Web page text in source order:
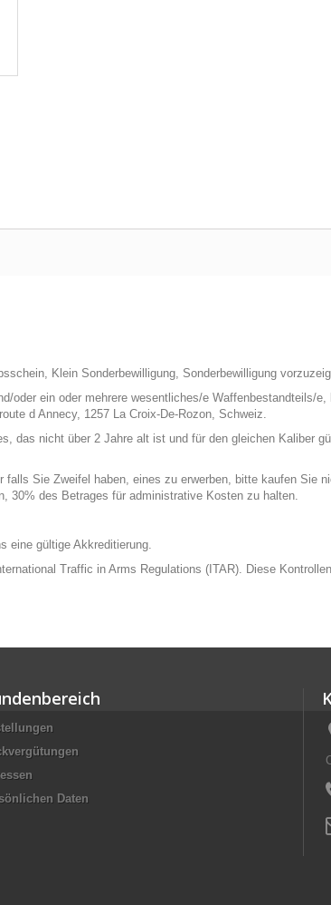
Klein Sonderbewilligung, Sonderbewilligung
ein oder mehrere wesentliches/e Waffenbestandteils/
d Annecy, 1257 La Croix-De-Rozon, Schweiz.
nicht über 2 Jahre alt ist und für den gleichen Kaliber
Sie Zweifel haben, eines zu erwerben, bitte kaufen Sie
30% des Betrages für administrative Kosten zu halten.
eine gültige Akkreditierung.
Traffic in Arms Regulations (ITAR). Diese
Daten